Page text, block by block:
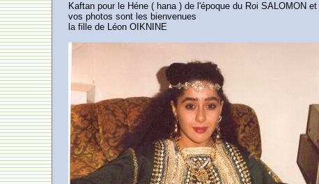
Kaftan pour le Héne ( hana ) de l'époque du Roi SALOMON
vos photos sont les bienvenues
la fille de Léon OIKNINE